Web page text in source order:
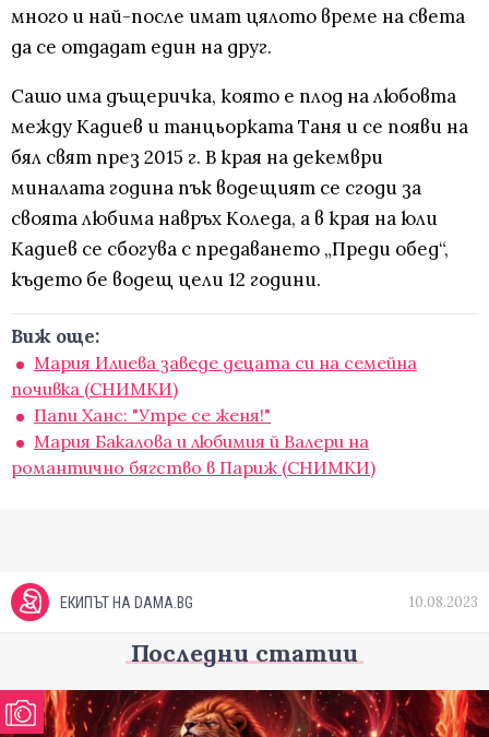
много и най-после имат цялото време на света
да се отдадат един на друг.
Сашо има дъщеричка, която е плод на любовта
между Кадиев и танцьорката Таня и се появи на
бял свят през 2015 г. В края на декември
миналата година пък водещият се сгоди за
своята любима навръх Коледа, а в края на юли
Кадиев се сбогува с предаването „Преди обед“,
където бе водещ цели 12 години.
Виж още:
Мария Илиева заведе децата си на семейна
почивка (СНИМКИ)
Папи Ханс: "Утре се женя!"
Мария Бакалова и любимия й Валери на
романтично бягство в Париж (СНИМКИ)
ЕКИПЪТ НА DAMA.BG 10.08.2023
Последни статии